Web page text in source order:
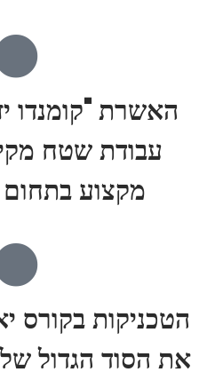
האשרת "קומנדו
עבודת שטח
מקצוע בתחום
הטכניקות בקורס
את הסוד הגדול